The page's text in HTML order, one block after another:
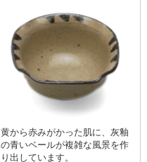
黄から赤みがかった肌に、灰釉
の青いベールが複雑な風景を作
り出しています。